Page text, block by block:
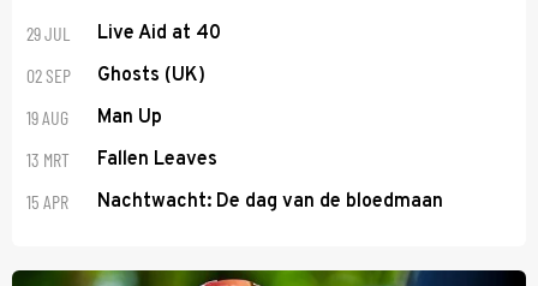
29 JUL Live Aid at 40
02 SEP Ghosts (UK)
19 AUG Man Up
13 MRT Fallen Leaves
15 APR Nachtwacht: De dag van de bloedmaan